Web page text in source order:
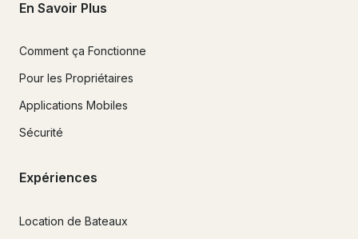
En Savoir Plus
Comment ça Fonctionne
Pour les Propriétaires
Applications Mobiles
Sécurité
Expériences
Location de Bateaux